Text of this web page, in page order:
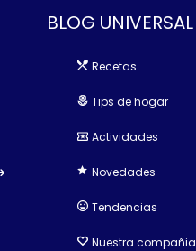
BLOG UNIVERSAL
Recetas
Tips de hogar
Actividades
Novedades
Tendencias
Nuestra compañia